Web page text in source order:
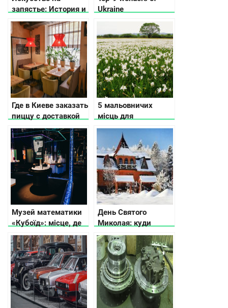
запястье: История и
значение
драгоценных
браслетов
Ukraine
Где в Киеве заказать
пиццу с доставкой
на вечер
5 мальовничих
місць для
подорожей Україною
навесні
Музей математики
«Кубоїд»: місце, де
числа оживають
День Святого
Миколая: куди
поїхати